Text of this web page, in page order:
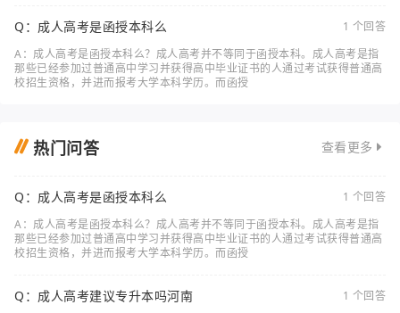
Q：成人高考是函授本科么
1 个回答
A：成人高考是函授本科么？成人高考并不等同于函授本科。成人高考是指
那些已经参加过普通高中学习并获得高中毕业证书的人通过考试获得普通高
校招生资格，并进而报考大学本科学历。而函授
热门问答 查看更多
Q：成人高考是函授本科么
1 个回答
A：成人高考是函授本科么？成人高考并不等同于函授本科。成人高考是指
那些已经参加过普通高中学习并获得高中毕业证书的人通过考试获得普通高
校招生资格，并进而报考大学本科学历。而函授
Q：成人高考建议专升本吗河南
1 个回答